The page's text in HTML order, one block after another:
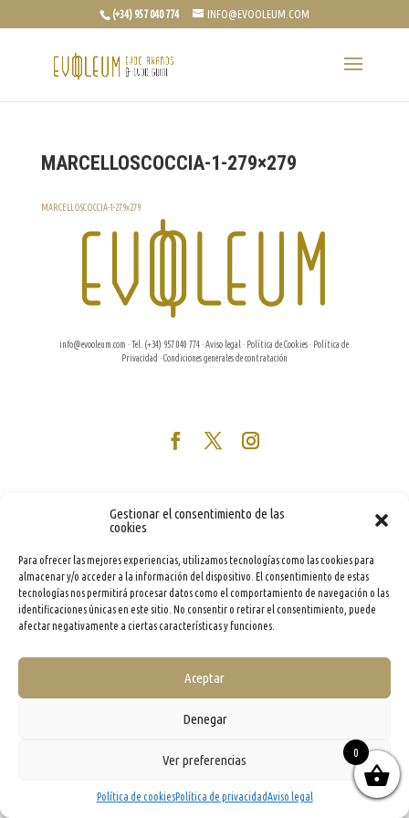
Gestionar el consentimiento de las
cookies
Para ofrecer las mejores experiencias, utilizamos tecnologías como las cookies para
almacenar y/o acceder a la información del dispositivo. El consentimiento de estas
tecnologías nos permitirá procesar datos como el comportamiento de navegación o las
identificaciones únicas en este sitio. No consentir o retirar el consentimiento, puede
afectar negativamente a ciertas características y funciones.
Aceptar
Denegar
Ver preferencias
Política de cookiesPolítica de privacidadAviso legal
(+34) 957 040 774 INFO@EVOOLEUM.COM
MARCELLOSCOCCIA-1-279×279
MARCELLOSCOCCIA-1-279x279
info@evooleum.com · Tel. (+34) 957 040 774 ·Aviso legal · Política de Cookies· Política de
Privacidad ·Condiciones generales de contratación
0